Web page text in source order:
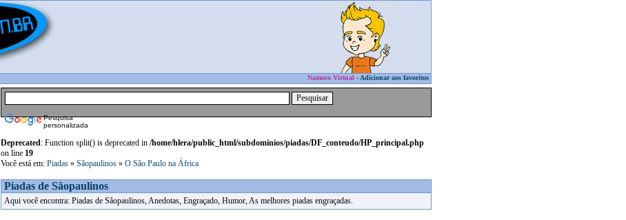
Namoro Virtual - Adicionar aos favoritos
Pesquisa
personalizada
Deprecated: Function split() is deprecated in /home/hlera/public_html/subdominios/piadas/DF_conteudo/HP_principal.php
on line 19
Você está em: Piadas » Sãopaulinos » O São Paulo na África
Piadas de Sãopaulinos
Aqui você encontra: Piadas de Sãopaulinos, Anedotas, Engraçado, Humor, As melhores piadas engraçadas.